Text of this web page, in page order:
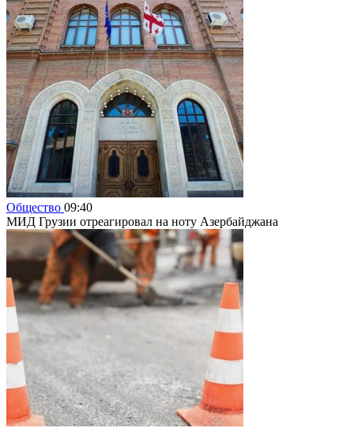
Общество 09:40
МИД Грузии отреагировал на ноту Азербайджана